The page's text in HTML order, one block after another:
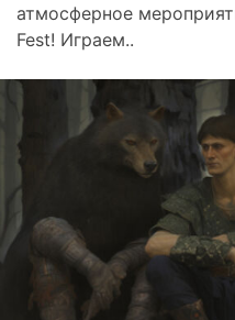
атмосферное
Fest! Играем..